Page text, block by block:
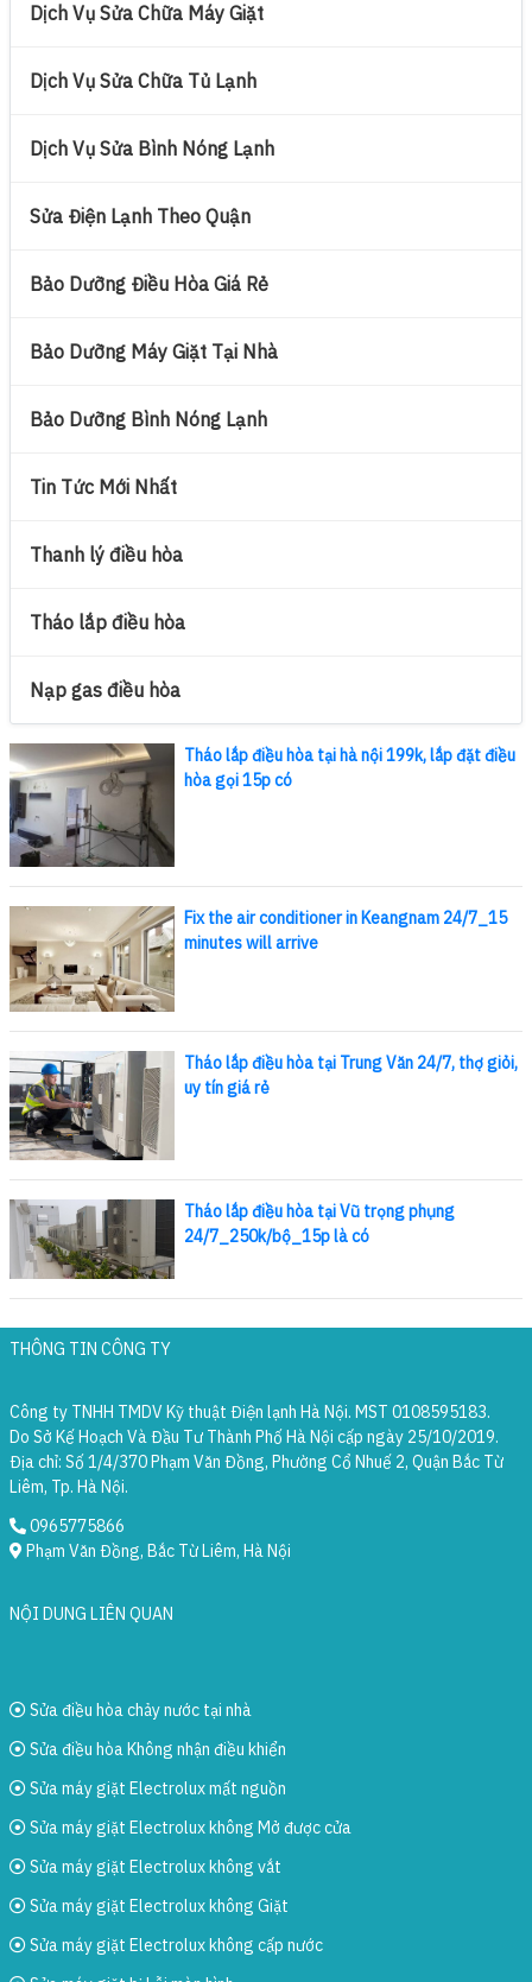
Dịch Vụ Sửa Chữa Máy Giặt
Dịch Vụ Sửa Chữa Tủ Lạnh
Dịch Vụ Sửa Bình Nóng Lạnh
Sửa Điện Lạnh Theo Quận
Bảo Dưỡng Điều Hòa Giá Rẻ
Bảo Dưỡng Máy Giặt Tại Nhà
Bảo Dưỡng Bình Nóng Lạnh
Tin Tức Mới Nhất
Thanh lý điều hòa
Tháo lắp điều hòa
Nạp gas điều hòa
Tháo lắp điều hòa tại hà nội 199k, lắp đặt điều
hòa gọi 15p có
Fix the air conditioner in Keangnam 24/7_15
minutes will arrive
Tháo lắp điều hòa tại Trung Văn 24/7, thợ giỏi,
uy tín giá rẻ
Tháo lắp điều hòa tại Vũ trọng phụng
24/7_250k/bộ_15p là có
THÔNG TIN CÔNG TY
Công ty TNHH TMDV Kỹ thuật Điện lạnh Hà Nội. MST 0108595183.
Do Sở Kế Hoạch Và Đầu Tư Thành Phố Hà Nội cấp ngày 25/10/2019.
Địa chỉ: Số 1/4/370 Phạm Văn Đồng, Phường Cổ Nhuế 2, Quận Bắc Từ
Liêm, Tp. Hà Nội.
0965775866
Phạm Văn Đồng, Bắc Từ Liêm, Hà Nội
NỘI DUNG LIÊN QUAN
Sửa điều hòa chảy nước tại nhà
Sửa điều hòa Không nhận điều khiển
Sửa máy giặt Electrolux mất nguồn
Sửa máy giặt Electrolux không Mở được cửa
Sửa máy giặt Electrolux không vắt
Sửa máy giặt Electrolux không Giặt
Sửa máy giặt Electrolux không cấp nước